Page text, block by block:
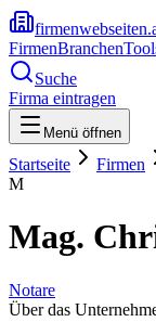
FirmenBranchen
Suche
Firma eintragen
Menü öffnen
Startseite Firmen
M
Mag.
Notare
Über das